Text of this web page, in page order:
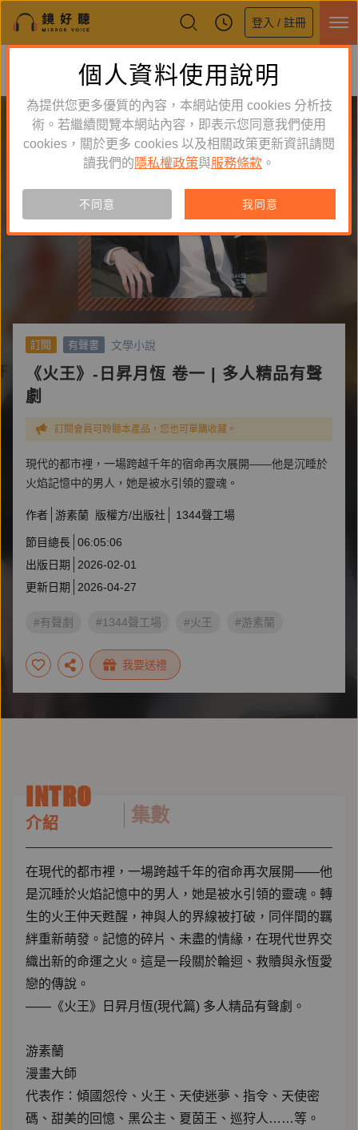
登入 / 註冊
鏡好聽全新APP上線
體驗全面升級，即刻下載
訂閱 有聲書 文學小說
《火王》-日昇月恆 卷一 | 多人精品有聲
劇
訂閱會員可聆聽本產品，您也可單購收藏。
現代的都市裡，一場跨越千年的宿命再次展開——他是沉睡於
火焰記憶中的男人，她是被水引領的靈魂。
作者 游素蘭 版權方/出版社 1344聲工場
節目總長 06:05:06
出版日期
2026-02-01
更新日期
2026-04-27
#有聲劇 #1344聲工場 #火王 #游素蘭
我要送禮
INTRO
介紹 集數
在現代的都市裡，一場跨越千年的宿命再次展開——他
是沉睡於火焰記憶中的男人，她是被水引領的靈魂。轉
生的火王仲天甦醒，神與人的界線被打破，同伴間的羈
絆重新萌發。記憶的碎片、未盡的情緣，在現代世界交
織出新的命運之火。這是一段關於輪迴、救贖與永恆愛
戀的傳說。
——《火王》日昇月恆(現代篇) 多人精品有聲劇。
游素蘭
漫畫大師
代表作：傾國怨伶、火王、天使迷夢、指令、天使密
碼、甜美的回憶、黑公主、夏茵王、巡狩人……等。
個人資料使用說明
為提供您更多優質的內容，本網站使用 cookies 分析技
術。若繼續閱覽本網站內容，即表示您同意我們使用
cookies，關於更多 cookies 以及相關政策更新資訊請閱
讀我們的 隱私權政策與服務條款 。
不同意 我同意